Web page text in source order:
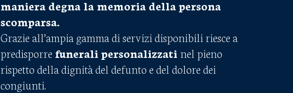
maniera degna la memoria della persona
scomparsa.
Grazie all’ampia gamma di servizi disponibili riesce a
predisporrefunerali personalizzati nel pieno
rispetto della dignità del defunto e del dolore dei
congiunti.